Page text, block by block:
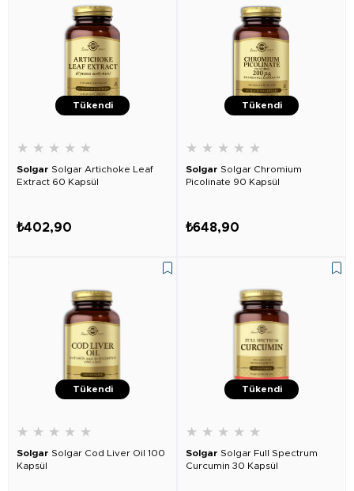
Tükendi
★ ★ ★ ★ ★
Solgar Solgar Artichoke Leaf
Extract 60 Kapsül
₺402,90
Tükendi
★ ★ ★ ★ ★
Solgar Solgar Chromium
Picolinate 90 Kapsül
₺648,90
Tükendi
★ ★ ★ ★ ★
Solgar Solgar Cod Liver Oil 100
Kapsül
Tükendi
★ ★ ★ ★ ★
Solgar Solgar Full Spectrum
Curcumin 30 Kapsül